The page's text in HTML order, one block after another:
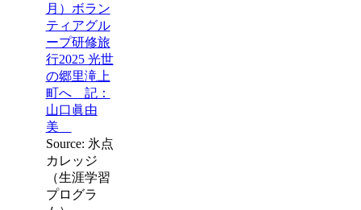
月）ボラン
ティアグル
ープ研修旅
行2025 光世
の郷里滝上
町へ 記：
山口眞由
美
Source: 氷点
カレッジ
（生涯学習
プログラ